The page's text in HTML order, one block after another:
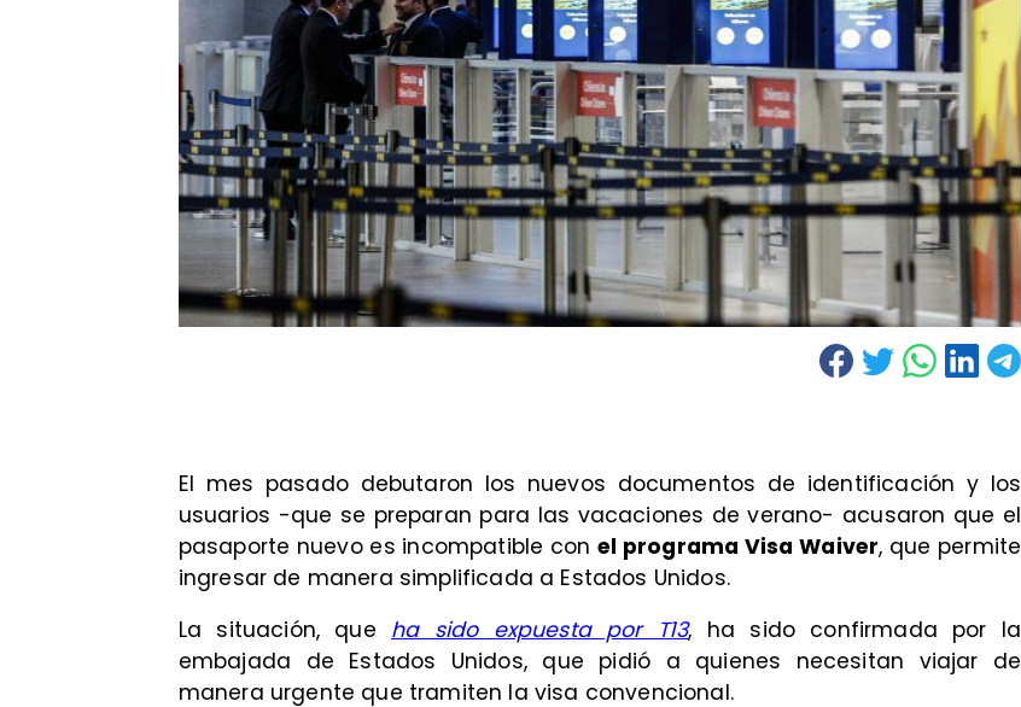
El mes pasado debutaron los nuevos documentos de identificación y los
usuarios -que se preparan para las vacaciones de verano- acusaron que el
pasaporte nuevo es incompatible conel programa Visa Waiver, que permite
ingresar de manera simplificada a Estados Unidos.
La situación, que ha sido expuesta por T13, ha sido confirmada por la
embajada de Estados Unidos, que pidió a quienes necesitan viajar de
manera urgente que tramiten la visa convencional.